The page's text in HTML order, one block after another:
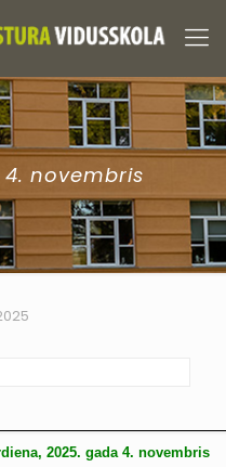
novembris
2025. gada 4. novembris